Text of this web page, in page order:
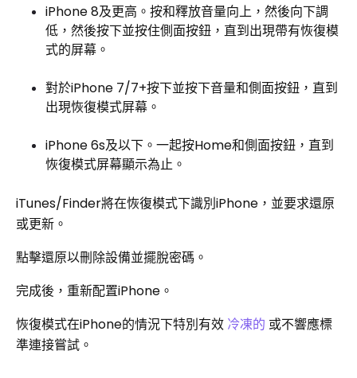
iPhone 8及更高。按和釋放音量向上，然後向下調
低，然後按下並按住側面按鈕，直到出現帶有恢復模
式的屏幕。
對於iPhone 7/7+按下並按下音量和側面按鈕，直到
出現恢復模式屏幕。
iPhone 6s及以下。一起按Home和側面按鈕，直到
恢復模式屏幕顯示為止。
iTunes/Finder將在恢復模式下識別iPhone，並要求還原
或更新。
點擊還原以刪除設備並擺脫密碼。
完成後，重新配置iPhone。
恢復模式在iPhone的情況下特別有效 冷凍的 或不響應標
準連接嘗試。